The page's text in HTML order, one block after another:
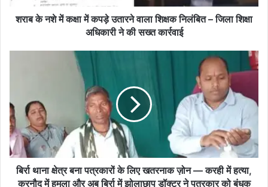
ने
वा
ला
शि
क्ष
शराब के नशे में कक्षा में कपड़े उतारने वाला शिक्षक निलंबित – जिला शिक्षा
अधिकारी ने की सख्त कार्रवाई
क्षे
त्र
ब
ना
प
त्रबिर्रा थाना क्षेत्र बना पत्रकारों के लिए खतरनाक ज़ोन — करही में हत्या,
करनौद में हमला और अब बिर्रा में झोलाछाप डॉक्टर ने पत्रकार को बंधक